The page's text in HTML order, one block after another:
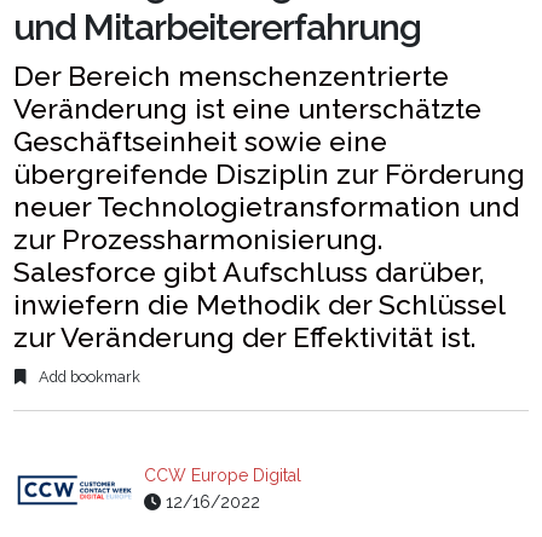
und Mitarbeitererfahrung
Der Bereich menschenzentrierte
Veränderung ist eine unterschätzte
Geschäftseinheit sowie eine
übergreifende Disziplin zur Förderung
neuer Technologietransformation und
zur Prozessharmonisierung.
Salesforce gibt Aufschluss darüber,
inwiefern die Methodik der Schlüssel
zur Veränderung der Effektivität ist.
Add bookmark
CCW Europe Digital
12/16/2022